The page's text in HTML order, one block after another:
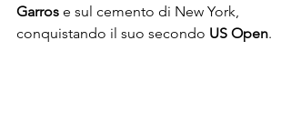
Garros e sul cemento di New York,
conquistando il suo secondo US Open.